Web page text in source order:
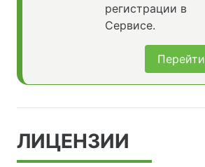
регистрации в
Сервисе.
Перейти
ЛИЦЕНЗИИ